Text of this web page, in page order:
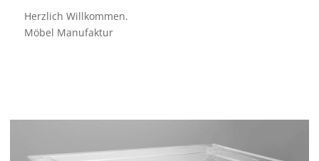
Herzlich Willkommen.
Möbel Manufaktur